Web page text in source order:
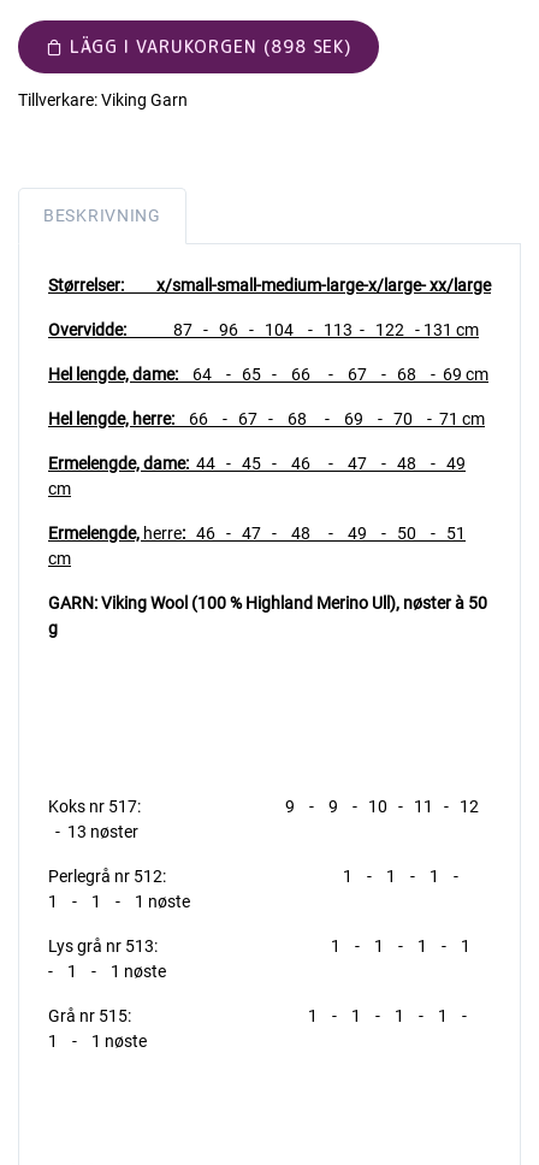
LÄGG I VARUKORGEN (898 SEK)
Tillverkare:Viking Garn
BESKRIVNING
Størrelser: x/small-small-medium-large-x/large- xx/large
Overvidde: 87 - 96 - 104 - 113 - 122 - 131 cm
Hel lengde, dame: 64 - 65 - 66 - 67 - 68 - 69 cm
Hel lengde, herre: 66 - 67 - 68 - 69 - 70 - 71 cm
Ermelengde, dame: 44 - 45 - 46 - 47 - 48 - 49
cm
Ermelengde, herre: 46 - 47 - 48 - 49 - 50 - 51
cm
GARN: Viking Wool (100 % Highland Merino Ull), nøster à 50
g
Koks nr 517: 9 - 9 - 10 - 11 - 12
- 13 nøster
Perlegrå nr 512: 1 - 1 - 1 -
1 - 1 - 1 nøste
Lys grå nr 513: 1 - 1 - 1 - 1
- 1 - 1 nøste
Grå nr 515: 1 - 1 - 1 - 1 -
1 - 1 nøste